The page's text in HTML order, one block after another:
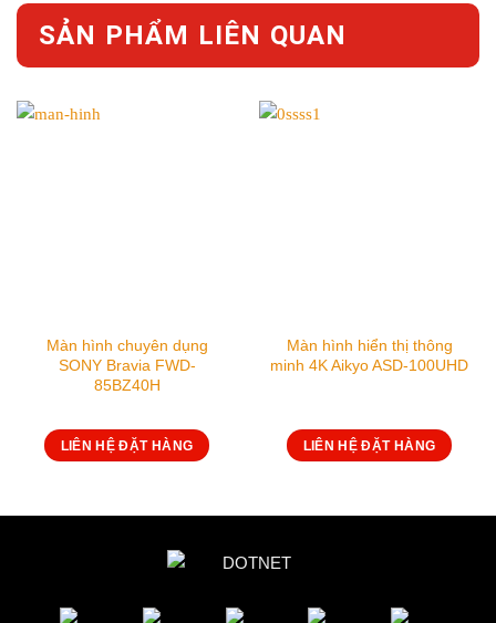
SẢN PHẨM LIÊN QUAN
Màn hình chuyên dụng
SONY Bravia FWD-
85BZ40H
LIÊN HỆ ĐẶT HÀNG
Màn hình hiển thị thông
minh 4K Aikyo ASD-100UHD
LIÊN HỆ ĐẶT HÀNG